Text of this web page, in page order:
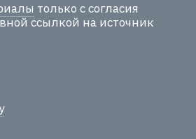
только с согласия
ссылкой на источник